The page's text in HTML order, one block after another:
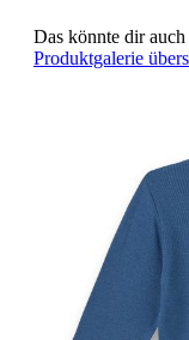
Das könnte dir
Produktgalerie